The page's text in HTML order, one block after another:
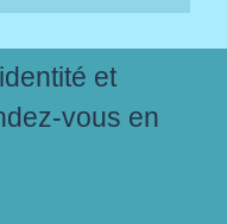
et
vous en